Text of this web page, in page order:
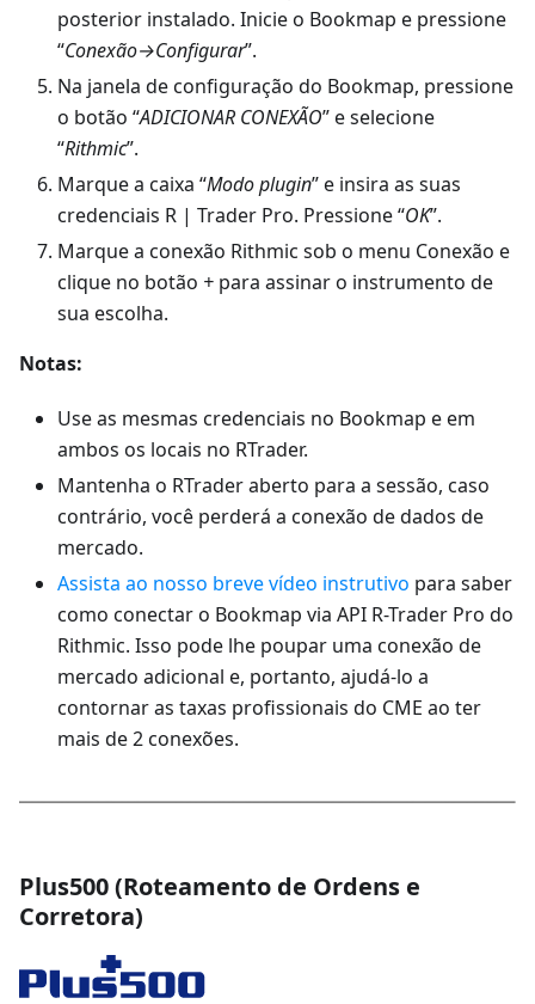
posterior instalado. Inicie o Bookmap e pressione
“Conexão→Configurar”.
Na janela de configuração do Bookmap, pressione
o botão “ADICIONAR CONEXÃO” e selecione
“Rithmic”.
Marque a caixa “Modo plugin” e insira as suas
credenciais R | Trader Pro. Pressione “OK”.
Marque a conexão Rithmic sob o menu Conexão e
clique no botão + para assinar o instrumento de
sua escolha.
Notas:
Use as mesmas credenciais no Bookmap e em
ambos os locais no RTrader.
Mantenha o RTrader aberto para a sessão, caso
contrário, você perderá a conexão de dados de
mercado.
Assista ao nosso breve vídeo instrutivo para saber
como conectar o Bookmap via API R-Trader Pro do
Rithmic. Isso pode lhe poupar uma conexão de
mercado adicional e, portanto, ajudá-lo a
contornar as taxas profissionais do CME ao ter
mais de 2 conexões.
Plus500 (Roteamento de Ordens e
Corretora)